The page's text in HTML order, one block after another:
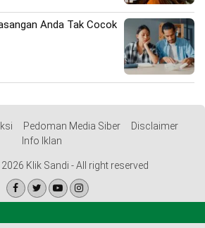
Anda Tak Cocok
Pedoman Media Siber
Disclaimer
Info Iklan
Klik Sandi - All right reserved